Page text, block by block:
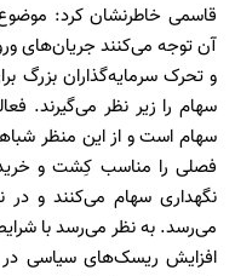
قاسمی خاطرنشان کرد: موضوع
آن توجه می‌کنند جریان‌های
و تحرک سرمایه‌گذاران بزرگ
سهام را زیر نظر می‌گیرند.
سهام است و از این منظر
فصلی را مناسب کِشت و
نگهداری سهام می‌کنند و
می‌رسد. به نظر می‌رسد با
افزایش ریسک‌های سیاسی در